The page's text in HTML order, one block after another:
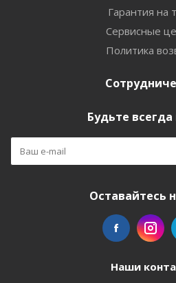
Гарантия на
Сервисные
Политика
Будьте всегда
Оставайтесь
Наши